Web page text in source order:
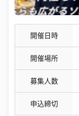
開催日時
開催場所
募集人数
申込締切